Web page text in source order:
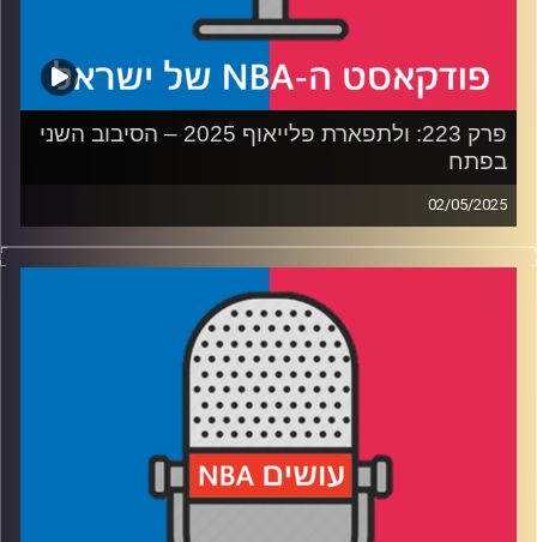
פרק 223: ולתפארת פלייאוף 2025 – הסיבוב השני
בפתח
02/05/2025
פודקאסט האן.בי.איי עם ערן סורוקה, שרון דוידוביץ', משה
דוידוביץ' ועידן לוצקי, בשיתוף קול האוניברסיטה.
רבע 1: החזק שורד בין דנבר לקליפרס, מי ישרוד את הקיץ
רבע 2: הווריורס והרוקטס במלחמת התשה, מינסוטה גדולה על
רבע 3: בוסטון והניקס בראן אנד גן, דטרויט סובלת מפצעי